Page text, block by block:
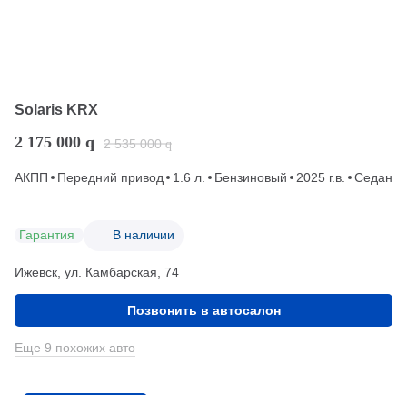
Solaris KRX
2 175 000 q 2 535 000 q
АКПП Передний привод 1.6 л. Бензиновый 2025 г.в. Седан
Гарантия В наличии
Ижевск, ул. Камбарская, 74
Позвонить в автосалон
Еще 9 похожих авто